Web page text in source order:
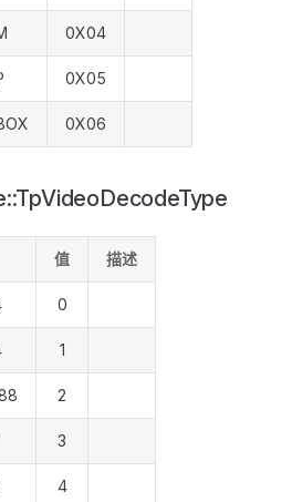
0X04
0X05
0X06
值 描述
0
1
2
3
4